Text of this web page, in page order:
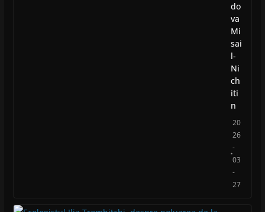
do
va
Mi
sai
l-
Ni
ch
iti
n
20
26
-
03
-
27